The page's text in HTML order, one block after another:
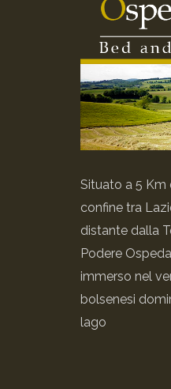
Situato a 5 Km
confine tra
distante dalla
Podere
immerso nel
bolsenesi
lago